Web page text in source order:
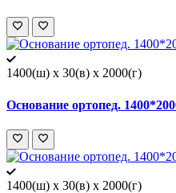
1400(ш) x 30(в) x 2000(г)
Основание ортопед.
1400(ш) x 30(в) x 2000(г)